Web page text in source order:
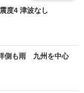
度4 津波なし
側も雨 九州を中心